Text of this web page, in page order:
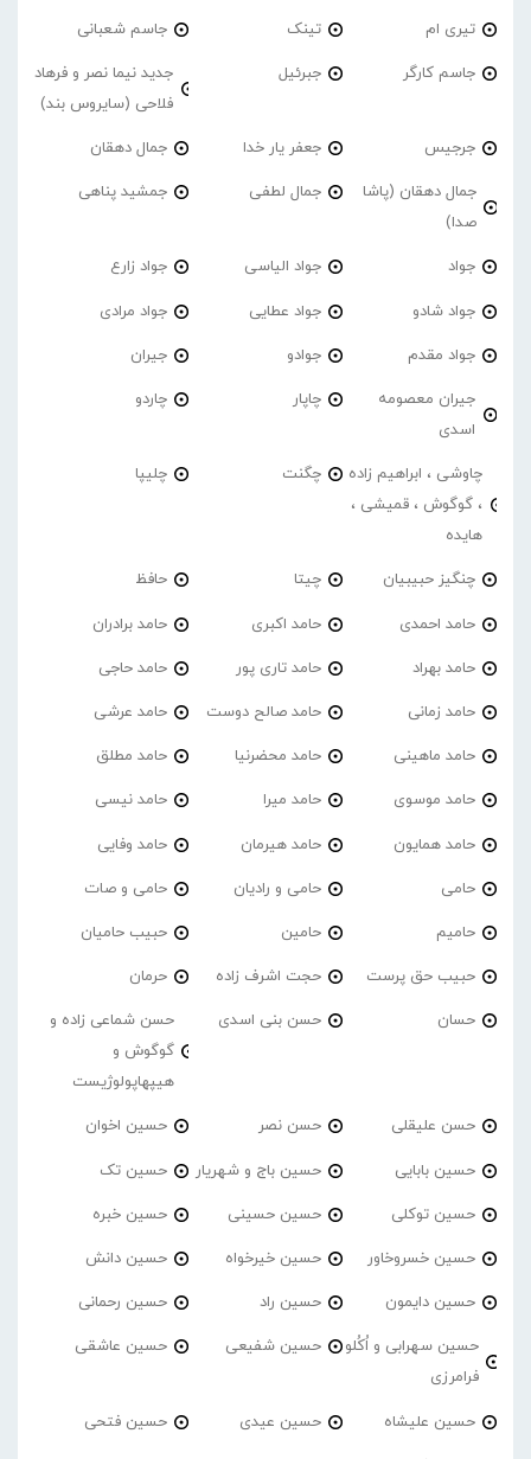
تیری ام تینک جاسم شعبانی
جاسم کارگر جبرئیل
جدید نیما نصر و فرهاد
فلاحی (سایروس بند)
جرجیس جعفر یار خدا جمال دهقان
جمال دهقان (پاشا
صدا)
جمال لطفی جمشید پناهی
جواد جواد الیاسی جواد زارع
جواد شادو جواد عطایی جواد مرادی
جواد مقدم جوادو جیران
جیران معصومه
اسدی
چاپار چاردو
چاوشی ، ابراهیم زاده
، گوگوش ، قمیشی ،
هایده
چگنت چلیپا
چنگیز حبیبیان چیتا حافظ
حامد احمدی حامد اکبری حامد برادران
حامد بهراد حامد تاری پور حامد حاجی
حامد زمانی حامد صالح دوست حامد عرشی
حامد ماهینی حامد محضرنیا حامد مطلق
حامد موسوی حامد میرا حامد نیسی
حامد همایون حامد هیرمان حامد وفایی
حامی حامی و رادیان حامی و صات
حامیم حامین حبیب حامیان
حبیب حق پرست حجت اشرف زاده حرمان
حسان حسن بنی اسدی
حسن شماعی زاده و
گوگوش و
هیپهاپولوژیست
حسن علیقلی حسن نصر حسین اخوان
حسین بابایی حسین باج و شهریار حسین تک
حسین توکلی حسین حسینی حسین خبره
حسین خسروخاور حسین خیرخواه حسین دانش
حسین دایمون حسین راد حسین رحمانی
حسین سهرابی و اُکُلو
فرامرزی
حسین شفیعی حسین عاشقی
حسین علیشاه حسین عیدی حسین فتحی